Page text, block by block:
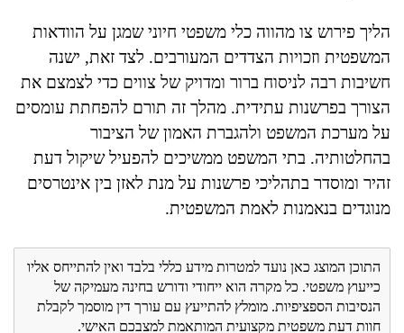
הליך פירוש צו מהווה כלי משפטי חיוני שמגן על הוודאות
המשפטית וזכויות הצדדים המעורבים. לצד זאת, ישנה
חשיבות רבה לניסוח ברור ומדויק של צווים כדי לצמצם את
הצורך בפרשנות עתידית. מהלך זה תורם להפחתת עומסים
על מערכת המשפט ולהגברת האמון של הציבור
בהחלטותיה. בתי המשפט ממשיכים להפעיל שיקול דעת
זהיר ומוסדר בתהליכי פרשנות על מנת לאזן בין אינטרסים
מנוגדים בנאמנות לאמת המשפטית.
התוכן המוצג כאן נועד למטרות מידע כללי בלבד ואין להתייחס אליו
כייעוץ משפטי. כל מקרה הוא ייחודי ודורש בחינה מעמיקה של
הנסיבות הספציפיות. מומלץ להתייעץ עם עורך דין מוסמך לקבלת
חוות דעת משפטית מקצועית המותאמת למצבכם האישי.